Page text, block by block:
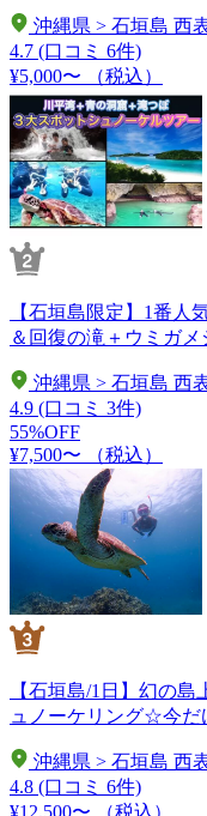
沖縄県 > 石垣島 西
4.7 (口コミ 6件)
¥5,000〜
（税込）
【石垣島限定】1番
＆回復の滝＋ウミガメ
沖縄県 > 石垣島 西
4.9 (口コミ 3件)
55%OFF
¥7,500〜
（税込）
【石垣島/1日】幻の
ュノーケリング☆今
沖縄県 > 石垣島 西
4.8 (口コミ 6件)